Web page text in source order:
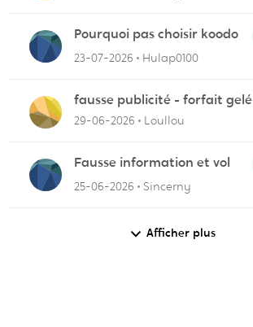
Pourquoi pas choisir koodo
23-07-2026
Hulap0100
fausse publicité - forfait gelé
29-06-2026 Loullou
Fausse information et vol
25-06-2026
Sincerny
Afficher plus